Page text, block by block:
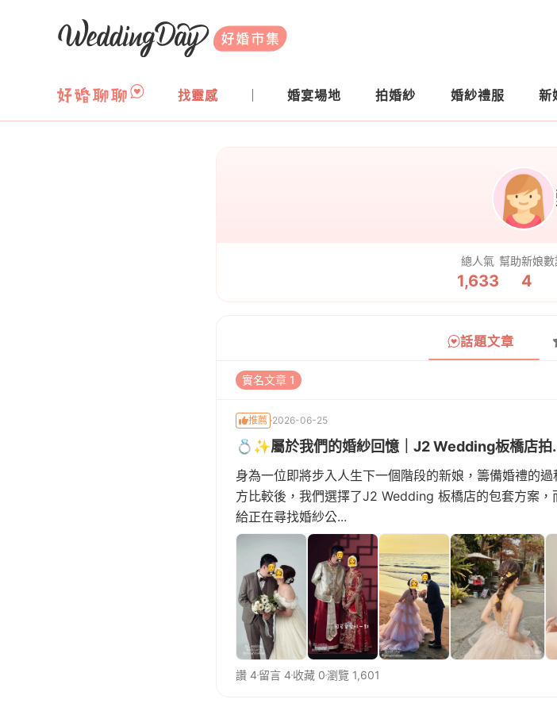
WeddingDay 好婚市集
找靈感 婚宴場地 拍婚紗 婚紗禮服 新
總人氣
1,633
幫助新娘數
4
話題文章
實名文章 1
推薦 2026-06-25
💍✨屬於我們的婚紗回憶｜J2 Wedding板橋店拍
身為一位即將步入人生下一個階段的新娘，籌備婚禮的
方比較後，我們選擇了J2 Wedding 板橋店的包套方案
給正在尋找婚紗公...
讚 4 留言 4 收藏 0瀏覽 1,601